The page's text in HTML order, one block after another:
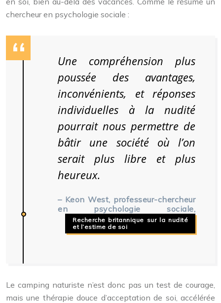
chercheur en psychologie sociale :
Une compréhension plus
poussée des avantages,
inconvénients, et réponses
individuelles à la nudité
pourrait nous permettre de
bâtir une société où l’on
serait plus libre et plus
heureux.
– Keon West, professeur-chercheur
en psychologie sociale,
Recherche britannique sur la nudité
et l’estime de soi
Le camping naturiste n’est donc pas un test de courage,
mais une thérapie douce d’acceptation de soi, accélérée